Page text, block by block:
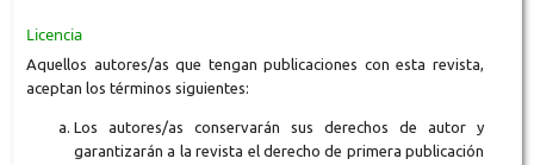
Licencia
Aquellos autores/as que tengan publicaciones con esta revista,
aceptan los términos siguientes:
Los autores/as conservarán sus derechos de autor y
garantizarán a la revista el derecho de primera publicación